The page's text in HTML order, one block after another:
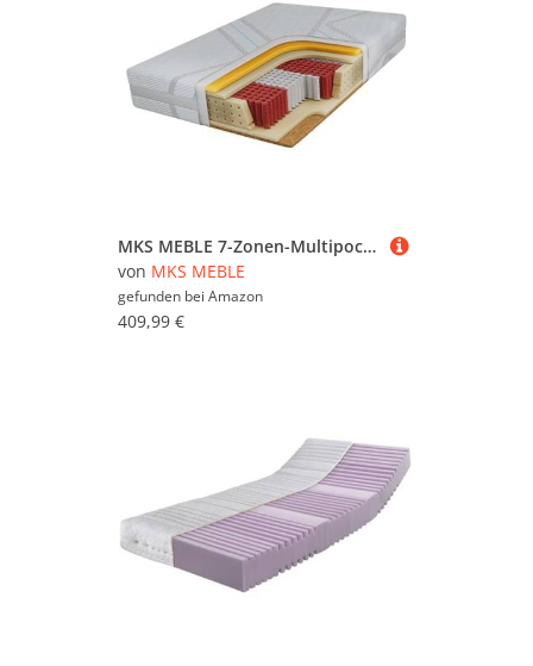
MKS MEBLE 7-Zonen-Multipocketmatratze mit Visco- & Kaltschaum-Schichten – ergonomisch, punktelastisch & atmungsaktiv – Härtegrad H3/H4 – ELORI (Bezug Lux, 90 x 200 cm)
von MKS MEBLE
gefunden bei Amazon
409,99 €